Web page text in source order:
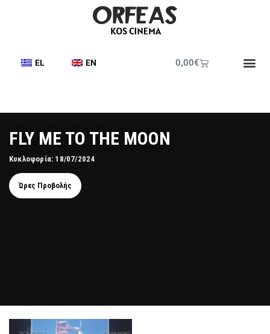
EL EN 0,00€
FLY ME TO THE MOON
Κυκλοφορία: 18/07/2024
Ώρες Προβολής